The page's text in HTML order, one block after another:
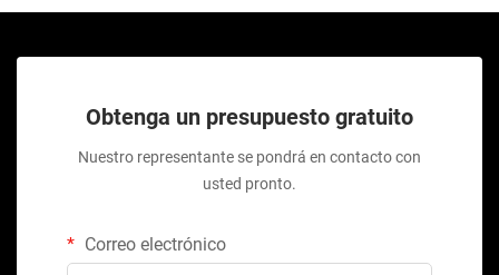
Obtenga un presupuesto gratuito
Nuestro representante se pondrá en contacto con
usted pronto.
Correo electrónico